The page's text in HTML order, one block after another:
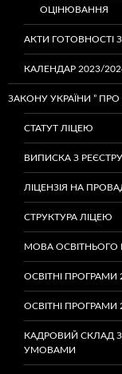
ОЦІНЮВАННЯ
АКТИ ГОТОВНОСТІ
КАЛЕНДАР 2023/
ЗАКОНУ УКРАЇНИ ” ПРО
СТАТУТ ЛІЦЕЮ
ВИПИСКА З РЕЄСТРУ
ЛІЦЕНЗІЯ НА
СТРУКТУРА ЛІЦЕЮ
МОВА ОСВІТНЬОГО
ОСВІТНІ ПРОГРАМИ
ОСВІТНІ ПРОГРАМИ
КАДРОВИЙ СКЛАД
УМОВАМИ